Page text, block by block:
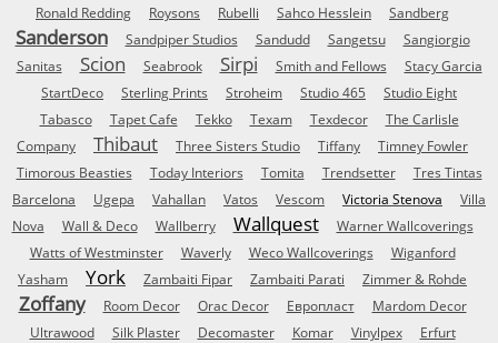
Ronald Redding
Roysons Rubelli Sahco Hesslein Sandberg
Sanderson Sandpiper Studios Sandudd Sangetsu
Sangiorgio
Sanitas
Scion Seabrook Sirpi Smith and Fellows
Stacy Garcia
StartDeco
Sterling Prints Stroheim Studio 465
Studio Eight
Tabasco
Tapet Cafe Tekko Texam Texdecor
The Carlisle
Company
Thibaut Three Sisters Studio Tiffany
Timney Fowler
Timorous Beasties
Today Interiors Tomita Trendsetter
Tres Tintas
Barcelona
Ugepa Vahallan Vatos Vescom Victoria Stenova
Villa
Nova
Wall & Deco Wallberry Wallquest
Warner Wallcoverings
Watts of Westminster
Waverly Weco Wallcoverings
Wiganford
Yasham
York Zambaiti Fipar Zambaiti Parati Zimmer & Rohde
Zoffany Room Decor Orac Decor Европласт
Mardom Decor
Ultrawood
Silk Plaster Decomaster Komar Vinylpex
Erfurt